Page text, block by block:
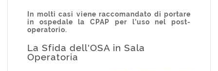
In molti casi viene raccomandato di portare
in ospedale la CPAP per l’uso nel post-
operatorio.
La Sfida dell'OSA in Sala
Operatoria